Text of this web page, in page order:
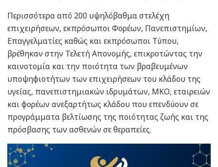
Περισσότερα από 200 υψηλόβαθμα στελέχη
επιχειρήσεων, εκπρόσωποι Φορέων, Πανεπιστημίων,
Επαγγελματίες καθώς και εκπρόσωποι Τύπου,
βρέθηκαν στην Τελετή Απονομής, επικροτώντας την
καινοτομία και την ποιότητα των βραβευμένων
υποψηφιοτήτων των επιχειρήσεων του κλάδου της
υγείας, πανεπιστημιακών ιδρυμάτων, ΜΚΟ, εταιρειών
και φορέων ανεξαρτήτως κλάδου που επενδύουν σε
προγράμματα βελτίωσης της ποιότητας ζωής και της
πρόσβασης των ασθενών σε θεραπείες.